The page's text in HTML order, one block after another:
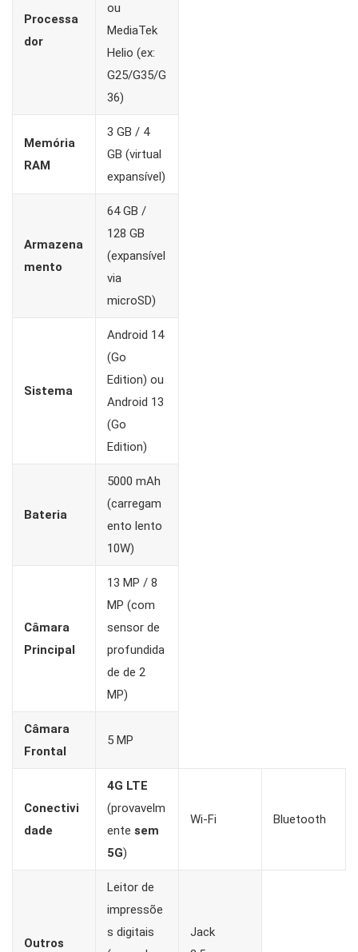
Processa
dor
ou
MediaTek
Helio (ex:
G25/G35/G
36)
Memória
RAM
3 GB / 4
GB (virtual
expansível)
Armazena
mento
64 GB /
128 GB
(expansível
via
microSD)
Sistema
Android 14
(Go
Edition) ou
Android 13
(Go
Edition)
Bateria
5000 mAh
(carregam
ento lento
10W)
Câmara
Principal
13 MP / 8
MP (com
sensor de
profundida
de de 2
MP)
Câmara
Frontal
5 MP
Conectivi
dade
4G LTE
(provavelm
ente sem
5G)
Wi-Fi Bluetooth
Outros
Leitor de
impressõe
s digitais
Jack